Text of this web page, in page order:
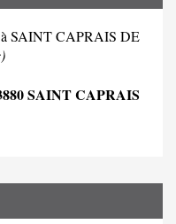
à SAINT CAPRAIS DE
SAINT CAPRAIS